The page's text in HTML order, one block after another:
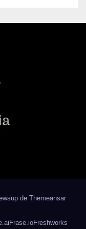
de Themeansar
Frase.ioFreshworks